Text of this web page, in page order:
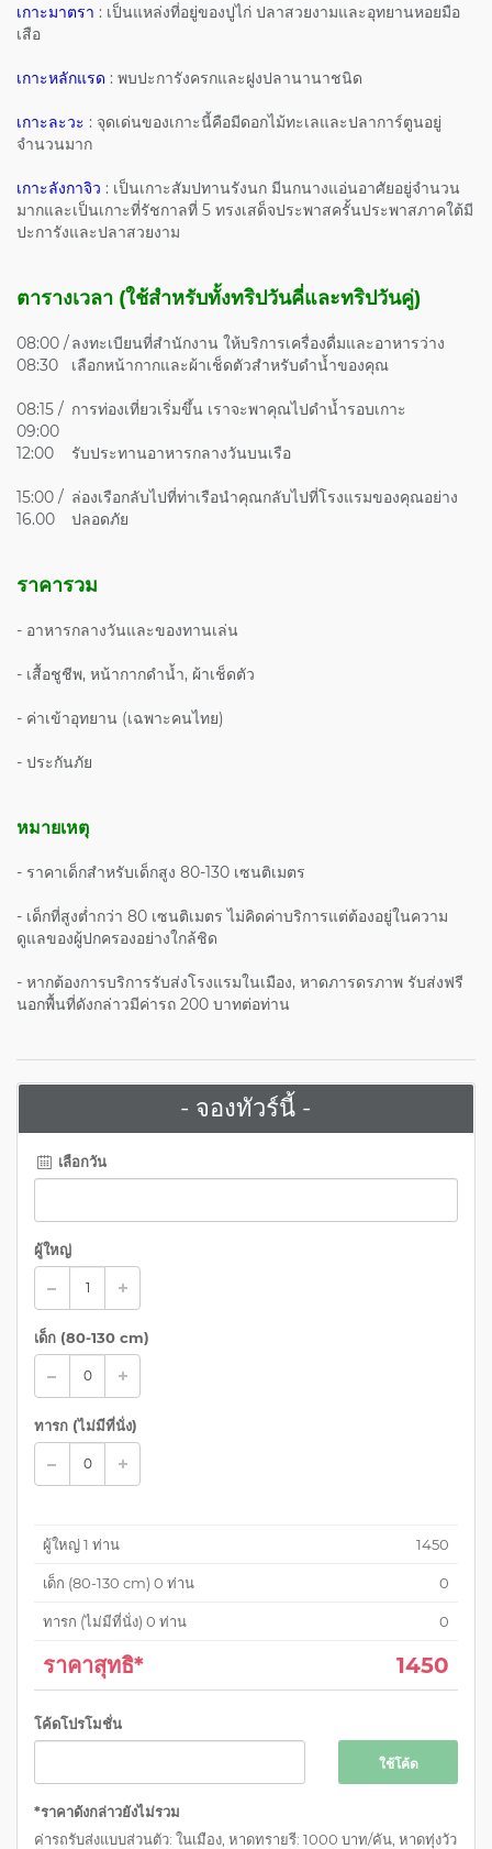
เกาะมาตรา : เป็นแหล่งที่อยู่ของปูไก่ ปลาสวยงามและอุทยานหอยมือ
เสือ
เกาะหลักแรด : พบปะการังครกและฝูงปลานานาชนิด
เกาะละวะ : จุดเด่นของเกาะนี้คือมีดอกไม้ทะเลและปลาการ์ตูนอยู่
จำนวนมาก
เกาะลังกาจิว : เป็นเกาะสัมปทานรังนก มีนกนางแอ่นอาศัยอยู่จำนวน
มากและเป็นเกาะที่รัชกาลที่ 5 ทรงเสด็จประพาสครั้นประพาสภาคใต้มี
ปะการังและปลาสวยงาม
ตารางเวลา (ใช้สำหรับทั้งทริปวันคี่และทริปวันคู่)
08:00 /
08:30
ลงทะเบียนที่สำนักงาน ให้บริการเครื่องดื่มและอาหารว่าง
เลือกหน้ากากและผ้าเช็ดตัวสำหรับดำน้ำของคุณ
08:15 /
09:00
การท่องเที่ยวเริ่มขึ้น เราจะพาคุณไปดำน้ำรอบเกาะ
12:00 รับประทานอาหารกลางวันบนเรือ
15:00 /
16.00
ล่องเรือกลับไปที่ท่าเรือนำคุณกลับไปที่โรงแรมของคุณอย่าง
ปลอดภัย
ราคารวม
- อาหารกลางวันและของทานเล่น
- เสื้อชูชีพ, หน้ากากดำน้ำ, ผ้าเช็ดตัว
- ค่าเข้าอุทยาน (เฉพาะคนไทย)
- ประกันภัย
หมายเหตุ
- ราคาเด็กสำหรับเด็กสูง 80-130 เซนติเมตร
- เด็กที่สูงต่ำกว่า 80 เซนติเมตร ไม่คิดค่าบริการแต่ต้องอยู่ในความ
ดูแลของผู้ปกครองอย่างใกล้ชิด
- หากต้องการบริการรับส่งโรงแรมในเมือง, หาดภารดรภาพ รับส่งฟรี
นอกพื้นที่ดังกล่าวมีค่ารถ 200 บาทต่อท่าน
- จองทัวร์นี้ -
เลือกวัน
ผู้ใหญ่
เด็ก (80-130 cm)
ทารก (ไม่มีที่นั่ง)
ผู้ใหญ่1 ท่าน 1450
เด็ก (80-130 cm) 0 ท่าน 0
ทารก (ไม่มีที่นั่ง) 0 ท่าน 0
ราคาสุทธิ* 1450
โค้ดโปรโมชั่น
ใช้โค้ด
*ราคาดังกล่าวยังไม่รวม
ค่ารถรับส่งแบบส่วนตัว: ในเมือง, หาดทรายรี: 1000 บาท/คัน, หาดทุ่งวัว